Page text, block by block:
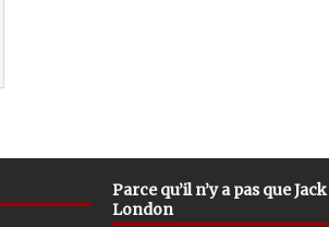
Parce qu’il n’y a pas que Jack
London